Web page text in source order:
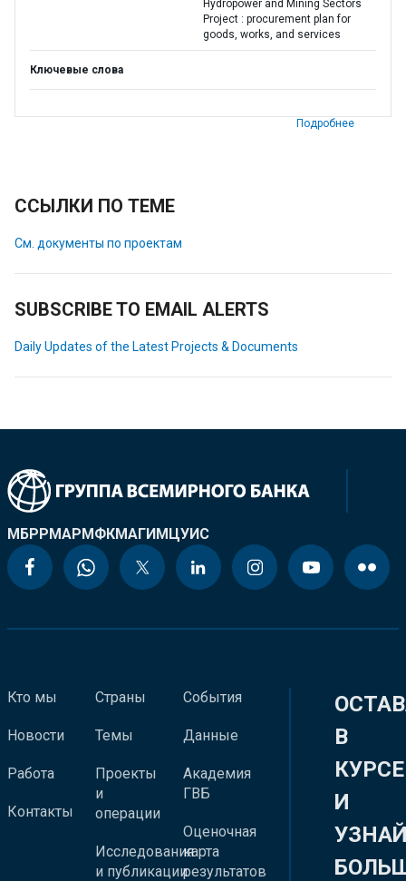
Hydropower and Mining Sectors
Project : procurement plan for
goods, works, and services
Ключевые слова
Подробнее
ССЫЛКИ ПО ТЕМЕ
См. документы по проектам
SUBSCRIBE TO EMAIL ALERTS
Daily Updates of the Latest Projects & Documents
МБРРМАРМФКМАГИМЦУИС
Кто мы
Новости
Работа
Контакты
Страны
Темы
Проекты
и
операции
Исследования
и публикации
События
Данные
Академия
ГВБ
Оценочная
карта
результатов
В
КУРСЕ
И